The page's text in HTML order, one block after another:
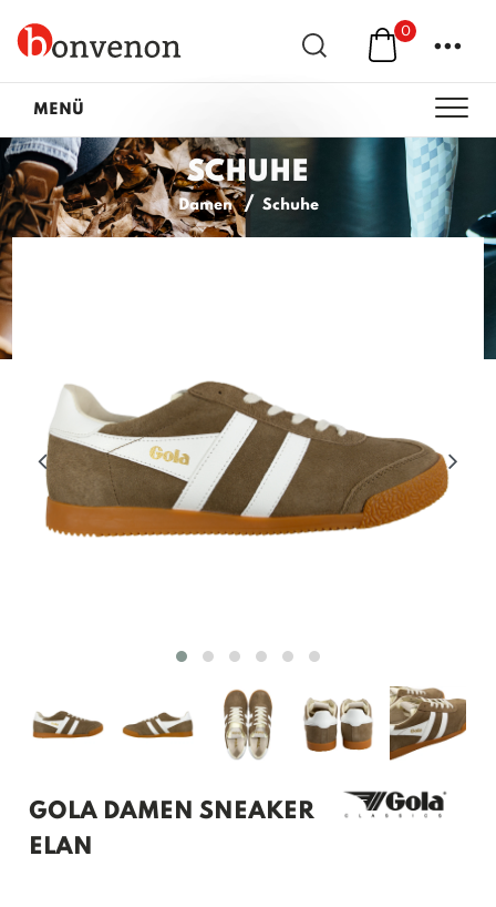
0 ...
MENÜ
SCHUHE
Damen Schuhe
GOLA DAMEN SNEAKER
ELAN